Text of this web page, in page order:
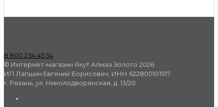
8 800 234 45 54
© Интернет-магазин Якут Алмаз Золото 2026
ИП Лапшин Евгений Борисович, ИНН 622800101917
г. Рязань, ул. Николодворянская, д. 13/20